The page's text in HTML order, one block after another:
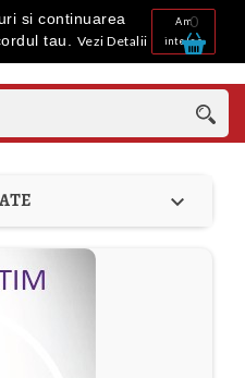
0

si continuarea
tau. Vezi Detalii
Am
inteles